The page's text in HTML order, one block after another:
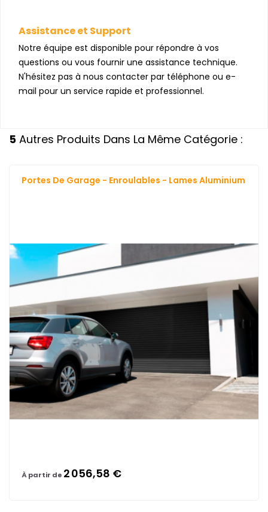
Assistance et Support
Notre équipe est disponible pour répondre à vos
questions ou vous fournir une assistance technique.
N'hésitez pas à nous contacter par téléphone ou e-
mail pour un service rapide et professionnel.
5 Autres Produits Dans La Même Catégorie :
Portes De Garage - Enroulables - Lames Aluminium
À partir de 2 056,58 €